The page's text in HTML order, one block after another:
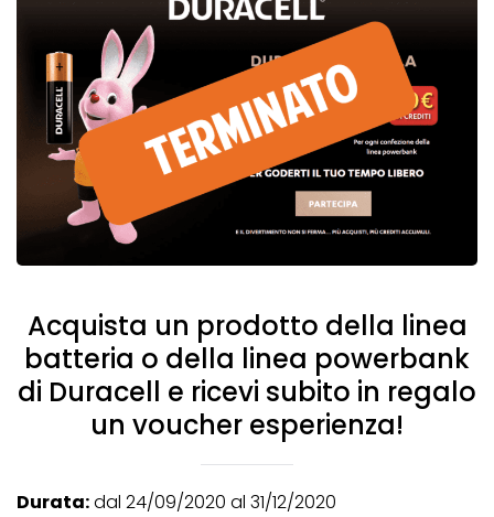
Acquista un prodotto della linea
batteria o della linea powerbank
di Duracell e ricevi subito in regalo
un voucher esperienza!
Durata:dal 24/09/2020 al 31/12/2020